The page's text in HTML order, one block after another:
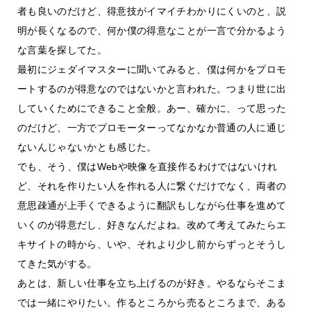
者も良いのだけど、得意技がイマイチわかりにくいのと、説
明が長くなるので、何か僕の得意なことが一言で分かるよう
な言葉を探してた。
最初にジェダイマスターに聞いてみると、僕は何かをプロモ
ートするのが得意なのではないかと言われた。つまり世に出
していくためにできること全般。あー、確かに、って思った
のだけど、一方でプロモーターってなかなか普通の人に通じ
ないんじゃないかとも感じた。
でも、そう、僕はWebや映像を直接作るわけではないけれ
ど、それを作りたい人を作れる人に繋ぐだけでなく、両者の
意思疎通が上手くできるように翻訳もしながら仕事を進めて
いくのが得意だし、好きなんだよね。改めて考えてみたらエ
キサイトの時から、いや、それより少し前からずっとそうし
てきた気がする。
あとは、新しい仕事を立ち上げるのが好き。やるならそこま
では一緒にやりたい。作るところから売るところまで、ある